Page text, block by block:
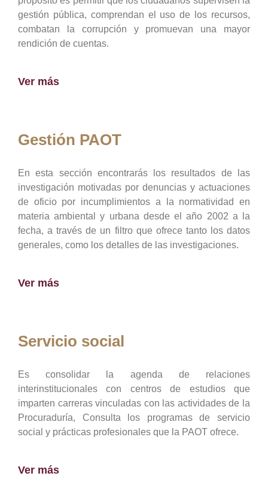
gestión pública, comprendan el uso de los recursos,
combatan la corrupción y promuevan una mayor
rendición de cuentas.
Ver más
Gestión PAOT
En esta sección encontrarás los resultados de las
investigación motivadas por denuncias y actuaciones
de oficio por incumplimientos a la normatividad en
materia ambiental y urbana desde el año 2002 a la
fecha, a través de un filtro que ofrece tanto los datos
generales, como los detalles de las investigaciones.
Ver más
Servicio social
Es consolidar la agenda de relaciones
interinstitucionales con centros de estudios que
imparten carreras vinculadas con las actividades de la
Procuraduría, Consulta los programas de servicio
social y prácticas profesionales que la PAOT ofrece.
Ver más